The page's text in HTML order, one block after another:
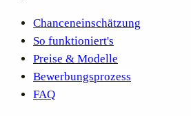
Chanceneinschätzung
So funktioniert's
Preise & Modelle
Bewerbungsprozess
FAQ